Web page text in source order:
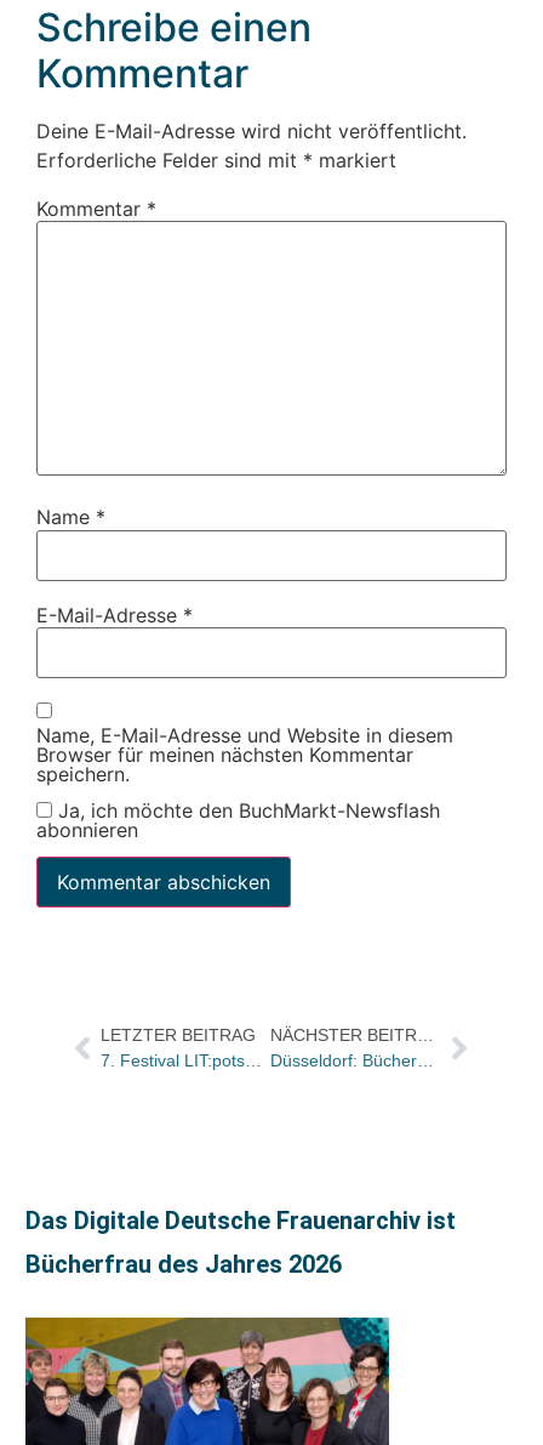
Schreibe einen
Kommentar
Deine E-Mail-Adresse wird nicht veröffentlicht.
Erforderliche Felder sind mit * markiert
Kommentar *
Name *
E-Mail-Adresse *
Name, E-Mail-Adresse und Website in diesem
Browser für meinen nächsten Kommentar
speichern.
Ja, ich möchte den BuchMarkt-Newsflash
abonnieren
LETZTER BEITRAG
7. Festival LIT:potsdam vom 14. bis 19. Mai 2019
Das Digitale Deutsche Frauenarchiv ist
Bücherfrau des Jahres 2026